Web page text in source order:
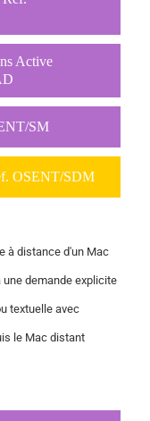
Active
SM
OSENT/SDM
à distance d'un Mac
une demande explicite
textuelle avec
le Mac distant